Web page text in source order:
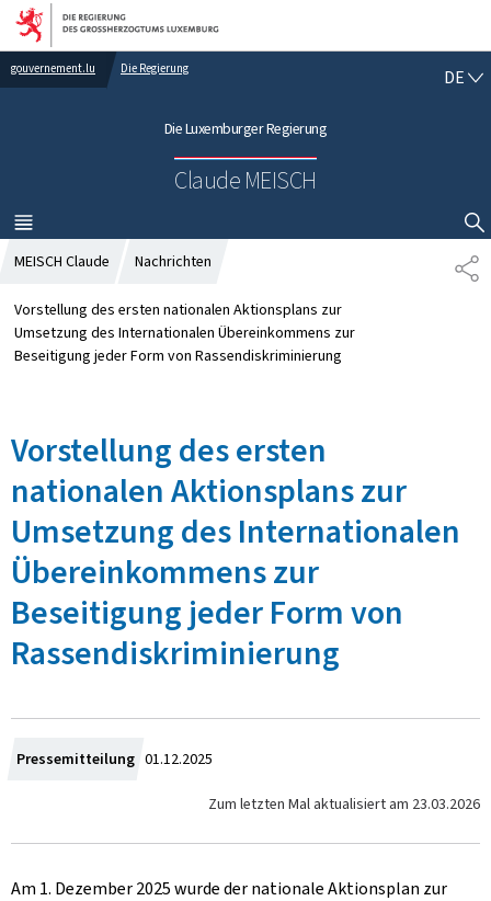
Zur Hauptnavigation
Zum Inhalt
gouvernement.lu Die Regierung
Die Luxemburger Regierung
Claude MEISCH
DED
H
MENÜ
HAUPT-
SUCHFLED ANZEIGEN / SCHLIESSEN
T
E
MEISCH Claude Nachrichten
Vorstellung des ersten nationalen Aktionsplans zur
Umsetzung des Internationalen Übereinkommens zur
Beseitigung jeder Form von Rassendiskriminierung
Vorstellung des ersten
nationalen Aktionsplans zur
Umsetzung des Internationalen
Übereinkommens zur
Beseitigung jeder Form von
Rassendiskriminierung
Pressemitteilung Z
m
01.12.2025
Zum letzten Mal aktualisiert am 23.03.2026
Am 1. Dezember 2025 wurde der nationale Aktionsplan zur